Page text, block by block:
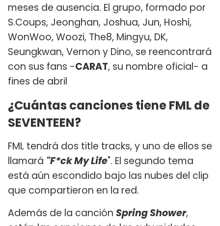
meses de ausencia. El grupo, formado por
S.Coups, Jeonghan, Joshua, Jun, Hoshi,
WonWoo, Woozi, The8, Mingyu, DK,
Seungkwan, Vernon y Dino, se reencontrará
con sus fans -CARAT, su nombre oficial- a
fines de abril
¿Cuántas canciones tiene FML de
SEVENTEEN?
FML tendrá dos title tracks, y uno de ellos se
llamará "F*ck My Life". El segundo tema
está aún escondido bajo las nubes del clip
que compartieron en la red.
Además de la canción Spring Shower,